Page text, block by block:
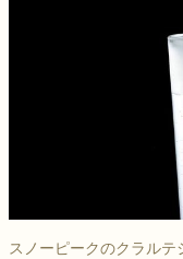
スノーピークのクラル